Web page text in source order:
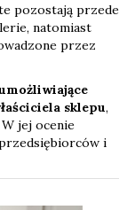
pozostają przede
natomiast
przez
sklepu,
jej ocenie
i